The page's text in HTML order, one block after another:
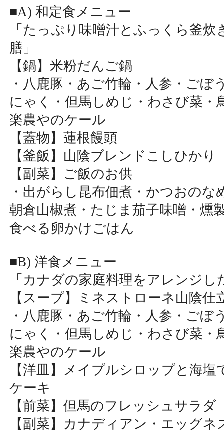
■A) 和定食メニュー
「たっぷり味噌汁とふっくら釜炊
膳」
【鍋】米粉だんご鍋
・八鹿豚・あご竹輪・人参・ごぼ
にゃく・但馬しめじ・わさび菜・
楽農やのケール
【蓋物】蓮根饅頭
【釜飯】山陰ブレンドこしひかり
【副菜】ご飯のお供
・出がらし昆布佃煮・かつおのな
朝倉山椒煮・たじま茄子味噌・燻
食べる卵かけごはん
■B) 洋食メニュー
「カナダの家庭料理をアレンジし
【スープ】ミネストローネ山陰仕
・八鹿豚・あご竹輪・人参・ごぼ
にゃく・但馬しめじ・わさび菜・
楽農やのケール
【洋皿】メイプルシロップと海塩
ケーキ
【前菜】但馬のフレッシュサラダ
【副菜】カナディアン・エッグネ